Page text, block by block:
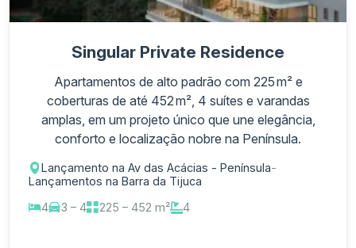
Singular Private Residence
Apartamentos de alto padrão com 225 m² e
coberturas de até 452 m², 4 suítes e varandas
amplas, em um projeto único que une elegância,
conforto e localização nobre na Península.
Lançamento na Av das Acácias - Península-
Lançamentos na Barra da Tijuca
4
3 – 4 225 – 452 m² 4